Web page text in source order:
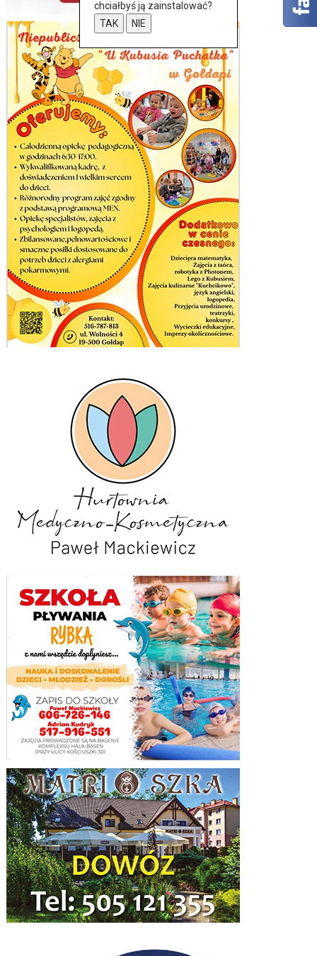
chciałbyś ją zainstalować?
TAK
NIE